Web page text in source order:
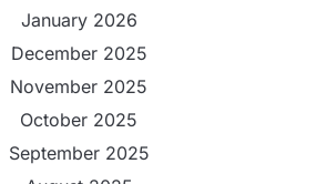
January 2026
December 2025
November 2025
October 2025
September 2025